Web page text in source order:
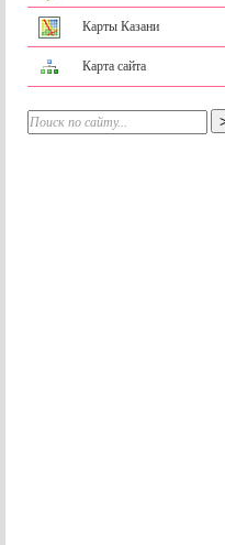
Карты Казани
Карта сайта